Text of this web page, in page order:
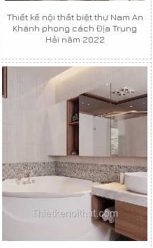
Thiết kế nội thất biệt thự Nam An
Khánh phong cách Địa Trung
Hải năm 2022